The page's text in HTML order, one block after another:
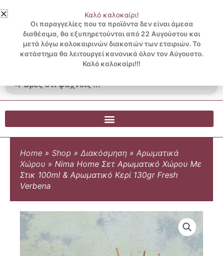
στο
περιεχόμενο
3 ΔΟΣΕΙΣ ΧΩΡΙΣ ΠΙΣΤΩΤΙΚΗ ΜΕ KLARNA
...
Λογαριασμός
Blog
0.00€
0
Cart
Home » Shop » Διακόσμηση » Αρωματικά
Χώρου » Nima Home Σετ Αρωματικό Χώρου Με
Στικ 100ml & Αρωματικό Κερί 130gr Fresh
Verbena
Καλό καλοκαίρι!
Οι παραγγελίες που τα προϊόντα δεν είναι άμεσα
διαθέσιμα, θα εξυπηρετούνται από 22 Αυγούστου και
μετά λόγω καλοκαιρινών διακοπών των εταιριών. Το
κατάστημα θα λειτουργεί κανονικά όλον τον Αύγουστο.
Καλό καλοκαίρι!!!